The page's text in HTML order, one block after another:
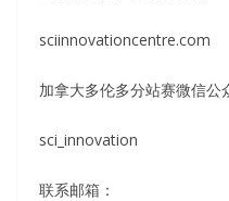
sciinnovationcentre.com
加拿大多伦多分站赛微信公
sci_innovation
联系邮箱：